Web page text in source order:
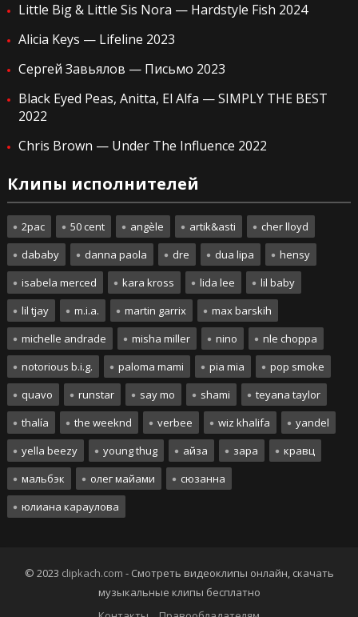
Little Big & Little Sis Nora — Hardstyle Fish 2024
Alicia Keys — Lifeline 2023
Сергей Завьялов — Письмо 2023
Black Eyed Peas, Anitta, El Alfa — SIMPLY THE BEST
2022
Chris Brown — Under The Influence 2022
Клипы исполнителей
2pac 50 cent angèle artik&asti
cher lloyd
dababy
danna paola dre dua lipa
hensy
isabela merced
kara kross lida lee
lil baby
lil tjay
m.i.a. martin garrix
max barskih
michelle andrade
misha miller nino
nle choppa
notorious b.i.g.
paloma mami pia mia
pop smoke
quavo
runstar say mo shami
teyana taylor
thalía
the weeknd verbee wiz khalifa
yandel
yella beezy
young thug айза зара
кравц
мальбэк
олег майами
сюзанна
юлиана караулова
© 2023 clipkach.com - Смотреть видеоклипы онлайн, скачать
музыкальные клипы бесплатно